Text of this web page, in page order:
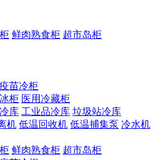
鲜肉熟食柜 超市岛柜
疫苗冷柜
柜 医用冷藏柜
库 工业品冷库 垃圾站冷库
机 低温回收机 低温捕集泵 冷水机
鲜肉熟食柜 超市岛柜